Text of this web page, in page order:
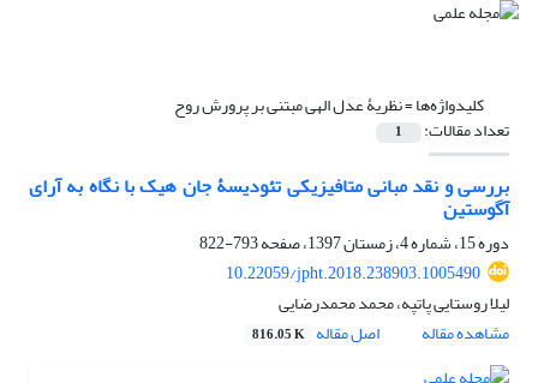
کلیدواژه‌ها =نظریۀ عدل الهی مبتنی بر پرورش روح
تعداد مقالات: 1
بررسی و نقد مبانی متافیزیکی تئودیسۀ جان هیک با نگاه به آرای
آگوستین
دوره 15، شماره 4، زمستان 1397، صفحه
793-822
10.22059/jpht.2018.238903.1005490
لیلا روستایی پاتپه، محمد محمدرضایی
مشاهده مقاله
اصل مقاله 816.05 K